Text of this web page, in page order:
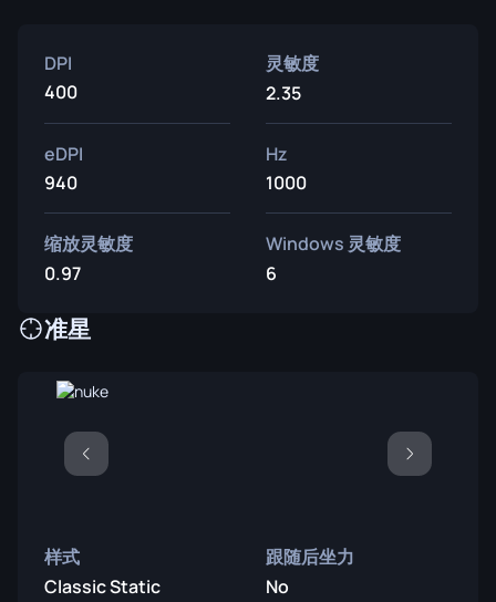
DPI
400
灵敏度
2.35
eDPI
940
Hz
1000
缩放灵敏度
0.97
Windows 灵敏度
6
准星
样式
Classic Static
跟随后坐力
No